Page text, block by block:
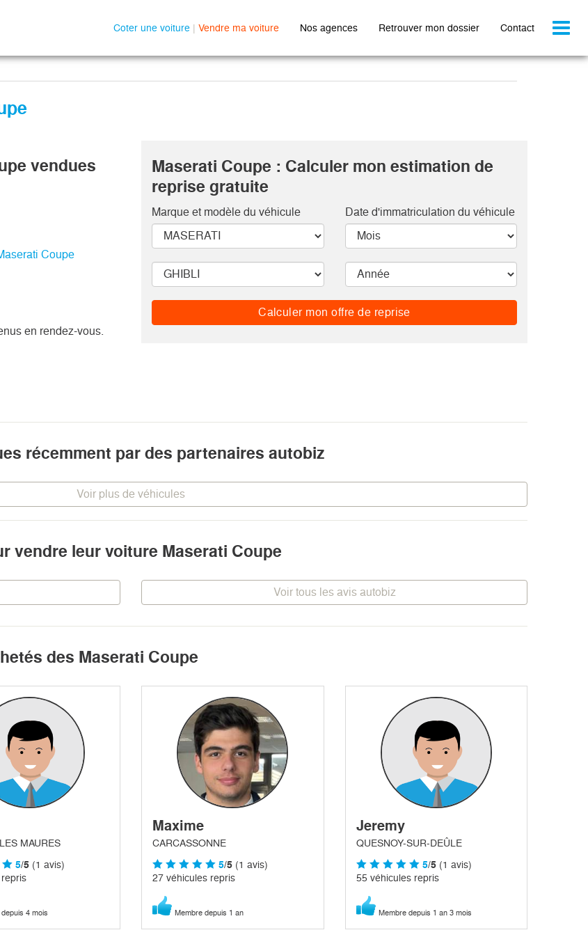
Coter une voiture | Vendre ma voiture Nos agences Retrouver mon dossier Contact
vendues
Coupe
en rendez-vous.
Maserati Coupe : Calculer mon estimation de
reprise gratuite
Marque et modèle du véhicule Date d'immatriculation du véhicule
Calculer mon offre de reprise
récemment par des partenaires autobiz
Voir plus de véhicules
vendre leur voiture Maserati Coupe
Voir tous les avis autobiz
des Maserati Coupe
MAURES
5/5(1 avis)
4 mois
Maxime
CARCASSONNE
5/5 (1 avis)
27 véhicules repris
Membre depuis 1 an
Jeremy
QUESNOY-SUR-DEÛLE
5/5(1 avis)
55 véhicules repris
Membre depuis 1 an 3 mois